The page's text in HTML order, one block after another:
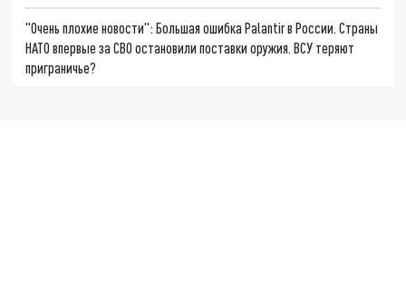
"Очень плохие новости": Большая ошибка Palantir в России. Страны
НАТО впервые за СВО остановили поставки оружия. ВСУ теряют
приграничье?